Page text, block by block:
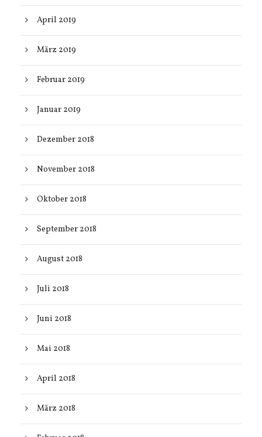
April 2019
März 2019
Februar 2019
Januar 2019
Dezember 2018
November 2018
Oktober 2018
September 2018
August 2018
Juli 2018
Juni 2018
Mai 2018
April 2018
März 2018